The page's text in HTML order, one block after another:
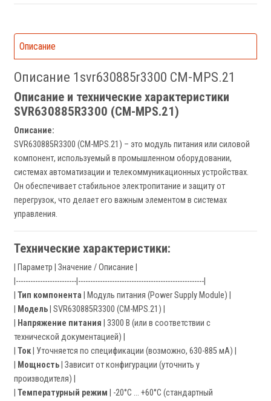
Описание
Описание 1svr630885r3300 CM-MPS.21
Описание и технические характеристики
SVR630885R3300 (CM-MPS.21)
Описание:
SVR630885R3300 (CM-MPS.21) – это модуль питания или силовой
компонент, используемый в промышленном оборудовании,
системах автоматизации и телекоммуникационных устройствах.
Он обеспечивает стабильное электропитание и защиту от
перегрузок, что делает его важным элементом в системах
управления.
Технические характеристики:
| Параметр | Значение / Описание |
|-------------------------|----------------------------------------------------|
Тип компонента | Модуль питания (Power Supply Module) |
Модель | SVR630885R3300 (CM-MPS.21) |
Напряжение питания | 3300 В (или в соответствии с
технической документацией) |
Ток | Уточняется по спецификации (возможно, 630-885 мА) |
Мощность | Зависит от конфигурации (уточнить у
производителя) |
Температурный режим | -20°C ... +60°C (стандартный